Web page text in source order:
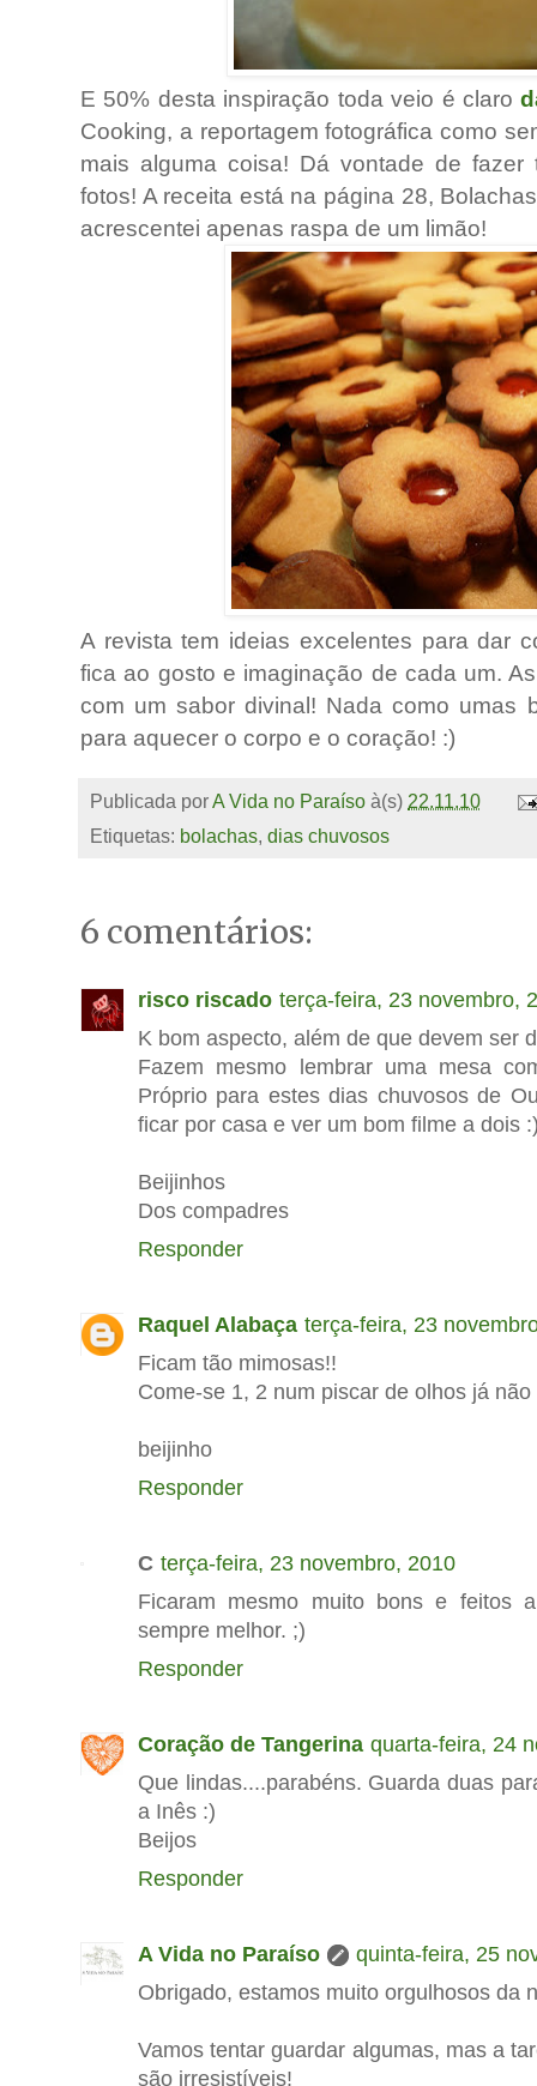
E 50% desta inspiração toda veio é claro
Cooking, a reportagem fotográfica como
mais alguma coisa! Dá vontade de
fotos! A receita está na página 28,
acrescentei apenas raspa de um limão!
A revista tem ideias excelentes para dar
fica ao gosto e imaginação de cada um.
com um sabor divinal! Nada como umas
para aquecer o corpo e o coração! :)
Publicada porA Vida no Paraíso à(s) 22.11.10
Etiquetas: bolachas, dias chuvosos
6 comentários:
risco riscado terça-feira, 23 novembro,
K bom aspecto, além de que devem ser
Fazem mesmo lembrar uma mesa
Próprio para estes dias chuvosos de
ficar por casa e ver um bom filme a dois
Beijinhos
Dos compadres
Responder
Raquel Alabaça terça-feira, 23
Ficam tão mimosas!!
Come-se 1, 2 num piscar de olhos já
beijinho
Responder
C terça-feira, 23 novembro, 2010
Ficaram mesmo muito bons e feitos
sempre melhor. ;)
Responder
Coração de Tangerina quarta-feira, 24
Que lindas....parabéns. Guarda duas
a Inês :)
Beijos
Responder
A Vida no Paraíso
quinta-feira, 25
Obrigado, estamos muito orgulhosos da
Vamos tentar guardar algumas, mas a
são irresistíveis!